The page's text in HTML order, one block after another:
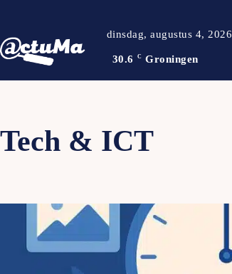
dinsdag, augustus 4, 2026
30.6 C Groningen
Tech & ICT